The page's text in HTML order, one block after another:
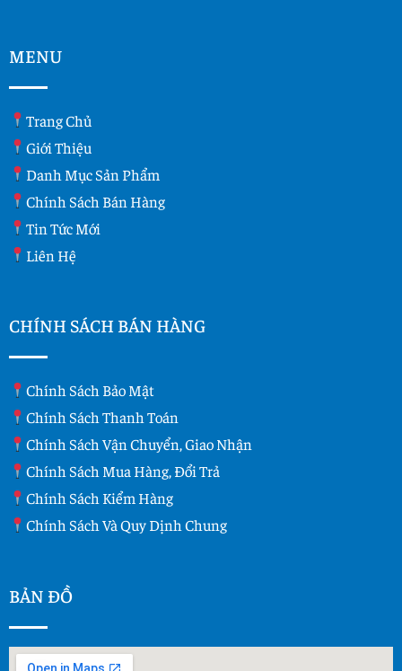
MENU
Trang Chủ
Giới Thiệu
Danh Mục Sản Phẩm
Chính Sách Bán Hàng
Tin Tức Mới
Liên Hệ
CHÍNH SÁCH BÁN HÀNG
Chính Sách Bảo Mật
Chính Sách Thanh Toán
Chính Sách Vận Chuyển, Giao Nhận
Chính Sách Mua Hàng, Đổi Trả
Chính Sách Kiểm Hàng
Chính Sách Và Quy Dịnh Chung
BẢN ĐỒ